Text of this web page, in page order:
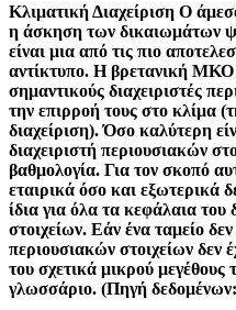
Κλιματική Διαχείριση Ο
η άσκηση των δικαιωμάτων
είναι μια από τις πιο
αντίκτυπο. Η βρετανική ΜΚΟ
σημαντικούς διαχειριστές
την επιρροή τους στο κλίμα
διαχείριση). Όσο καλύτερη
διαχειριστή περιουσιακών
βαθμολογία. Για τον σκοπό
εταιρικά όσο και εξωτερικά
ίδια για όλα τα κεφάλαια του
στοιχείων. Εάν ένα ταμείο
περιουσιακών στοιχείων δεν
του σχετικά μικρού
γλωσσάριο. (Πηγή